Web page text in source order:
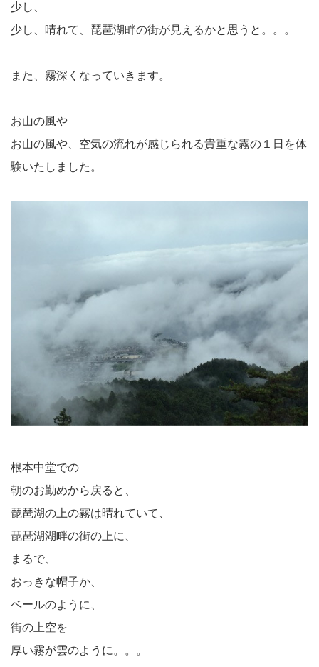
少し、
少し、晴れて、琵琶湖畔の街が見えるかと思うと。。。
また、霧深くなっていきます。
お山の風や
お山の風や、空気の流れが感じられる貴重な霧の１日を体
験いたしました。
根本中堂での
朝のお勤めから戻ると、
琵琶湖の上の霧は晴れていて、
琵琶湖湖畔の街の上に、
まるで、
おっきな帽子か、
ベールのように、
街の上空を
厚い霧が雲のように。。。